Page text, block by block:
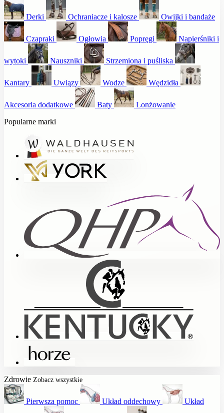
Derki Ochraniacze i kalosze Owijki i bandaże
Czapraki Ogłowia Popręgi Napierśniki i
wytoki Nauszniki Strzemiona i puśliska
Kantary Uwiązy Wodze Wędzidła
Akcesoria dodatkowe Baty
Lonżowanie
Popularne marki
Zdrowie Zobacz wszystkie
Pierwsza pomoc Układ oddechowy Układ